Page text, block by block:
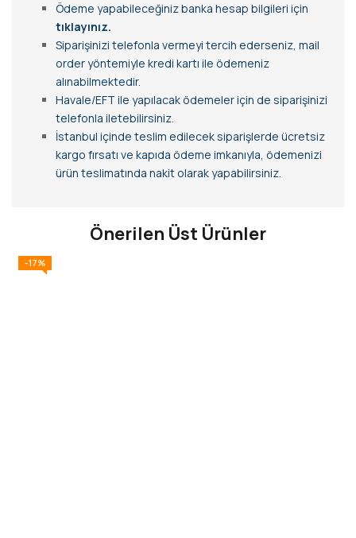
Ödeme yapabileceğiniz banka hesap bilgileri için
tıklayınız.
Siparişinizi telefonla vermeyi tercih ederseniz, mail
order yöntemiyle kredi kartı ile ödemeniz
alınabilmektedir.
Havale/EFT ile yapılacak ödemeler için de siparişinizi
telefonla iletebilirsiniz.
İstanbul içinde teslim edilecek siparişlerde ücretsiz
kargo fırsatı ve kapıda ödeme imkanıyla, ödemenizi
ürün teslimatında nakit olarak yapabilirsiniz.
Önerilen Üst Ürünler
-17%